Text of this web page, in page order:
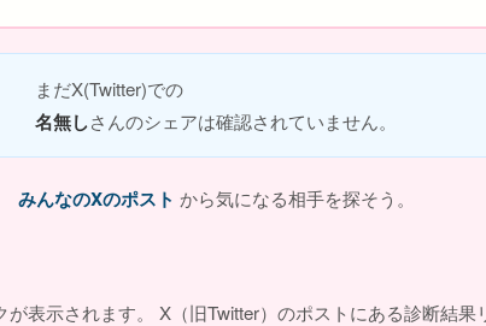
まだX(Twitter)での
名無しさんのシェアは確認されていません。
みんなのXのポスト から気になる相手を探そう。
が表示されます。 X（旧Twitter）のポストにある診断結